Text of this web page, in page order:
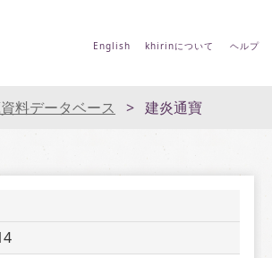
English khirinについて ヘルプ
料データベース 建炎通寶